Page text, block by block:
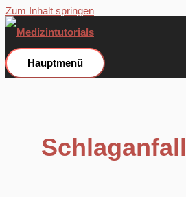
Zum Inhalt springen
Hauptmenü
Schlaganfall